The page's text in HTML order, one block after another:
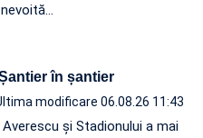
în șantier
modificare 06.08.26 11:43
și Stadionului a mai